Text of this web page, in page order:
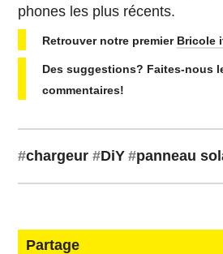
phones les plus récents.
Re­trou­ver notre premier Bricole
Des sug­ges­tions? Faites-nous
commentaires!
#char­geur #DiY #panneau
Partage